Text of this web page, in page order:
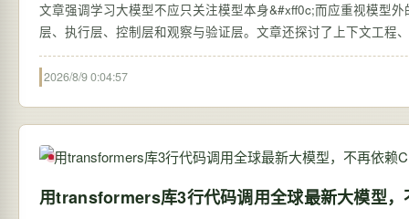
文章强调学习大模型不应只关注模型本身&#xff0c;而应重视模型
层、执行层、控制层和观察与验证层。文章还探讨了上下文工程
2026/8/9 0:04:57
用transformers库3行代码调用全球最新大模型